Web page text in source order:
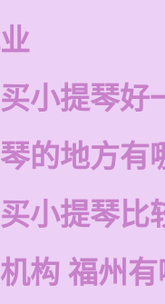
小提琴好
的地方有
小提琴比
构 福州